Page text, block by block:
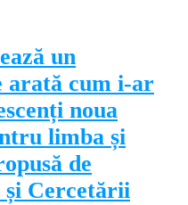
un
arată cum i-ar
noua
limba și
de
Cercetării